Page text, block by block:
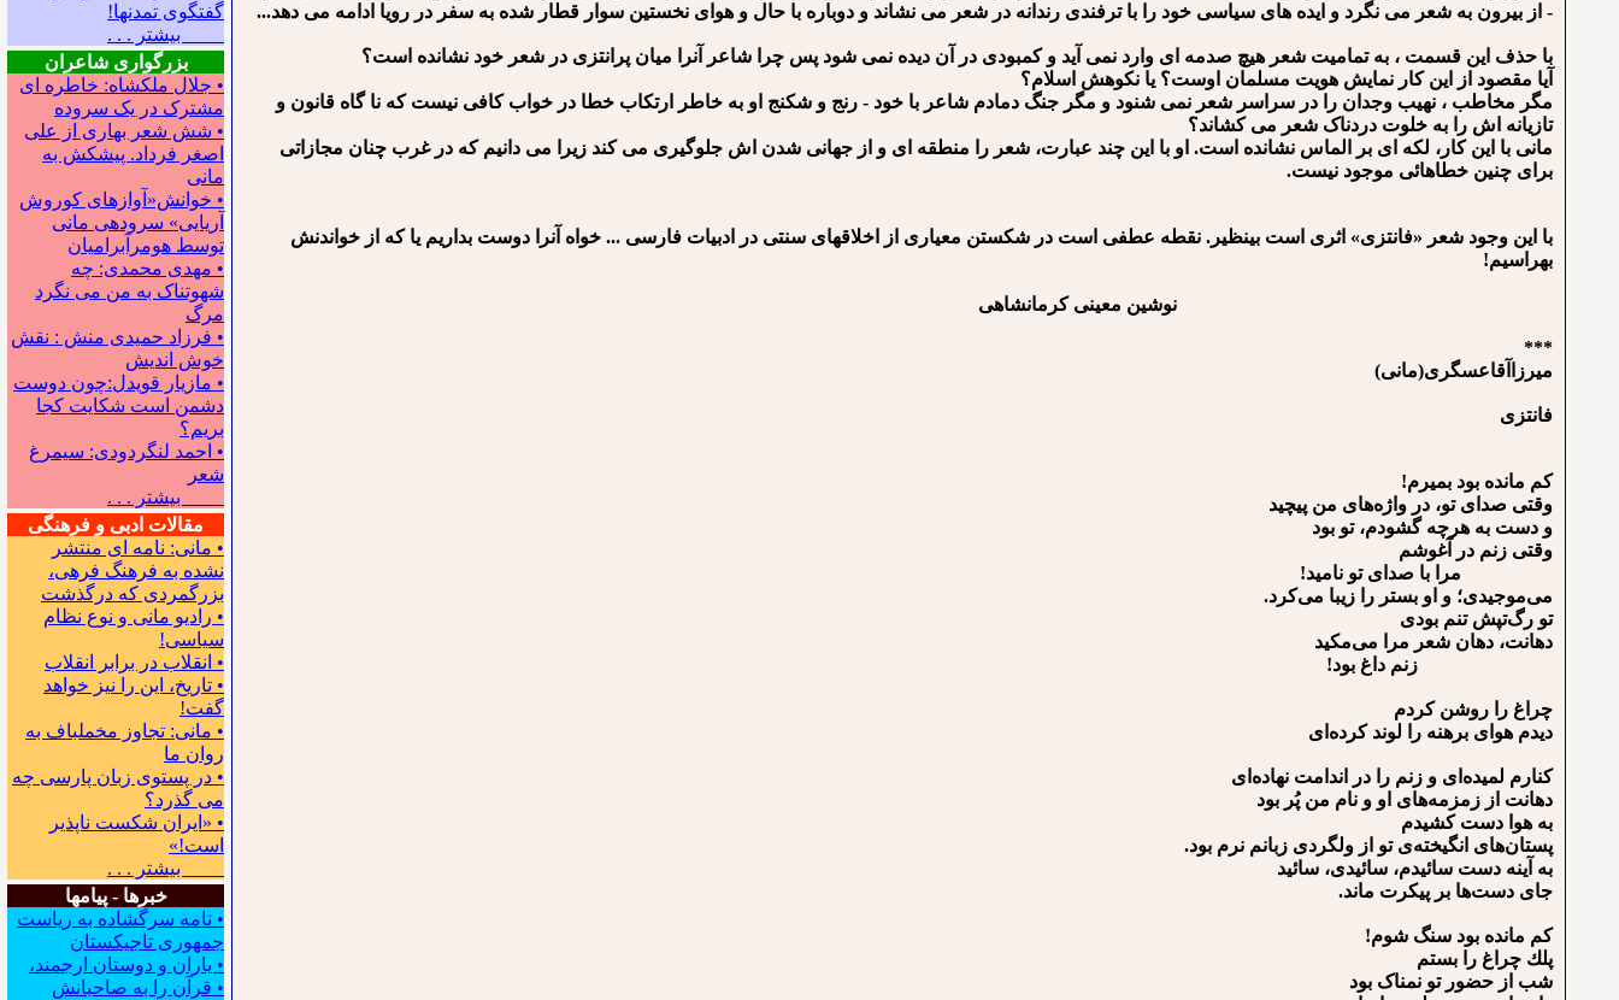
گفتگوی تمدنها!
بیشتر . . .
بزرگواری شاعران
• جلال ملکشاه: خاطره ای
مشترک در یک سروده
• شش شعر بهاری از علی
اصغر فرداد. پیشکش به
مانی
• خوانش«آوازهای کوروش
آریایی» سروده‍ی مانی
توسط هومرآبرامیان
• مهدی محمدی: چه
شهوتناک به من می نگرد
مرگ
• فرزاد حمیدی منش : نقش
خوش اندیش
• مازیار قویدل:چون دوست
دشمن است شکایت کجا
بریم؟
• احمد لنگردودی: سیمرغ
شعر
بیشتر . . .
مقالات ادبی و فرهنگی
• مانی: نامه ای منتشر
نشده به فرهنگ فرهی،
بزرگمردی که درگذشت
• رادیو مانی و نوع نظام
سیاسی!
• انقلاب در برابر انقلاب
• تاریخ، این را نیز خواهد
گفت!
• مانی: تجاوز مخملباف به
روان ما
• در پستوی زبان پارسی چه
می گذرد؟
• «ایران شکست ناپذیر
است!»
بیشتر . . .
خبرها - پیامها
• نامه سرگشاده به ریاست
جمهوری تاجیکستان
• یاران و دوستان ارجمند،
• قرآن را به صاحبانش
- از بیرون به شعر می نگرد و ایده های سیاسی خود را با ترفندی رندانه در شعر می نشاند و دوباره با حال و هوای نخستین سوار قطار شده به سفر در رویا ادامه می دهد...
با حذف این قسمت ، به تمامیت شعر هیچ صدمه ای وارد نمی آید و کمبودی در آن دیده نمی شود پس چرا شاعر آنرا میان پرانتزی در شعر خود نشانده است؟
آیا مقصود از این کار نمایش هویت مسلمان اوست؟ یا نکوهش اسلام؟
مگر مخاطب ، نهیب وجدان را در سراسر شعر نمی شنود و مگر جنگ دمادم شاعر با خود - رنج و شکنج او به خاطر ارتکاب خطا در خواب کافی نیست که نا گاه قانون و
تازیانه اش را به خلوت دردناک شعر می کشاند؟
مانی با این کار، لکه ای بر الماس نشانده است. او با این چند عبارت، شعر را منطقه ای و از جهانی شدن اش جلوگیری می کند زیرا می دانیم که در غرب چنان مجازاتی
برای چنین خطاهائی موجود نیست.
با این وجود شعر «فانتزی» اثری است بی⁪نظیر. نقطه عطفی است در شکستن معیاری از اخلاق⁪های سنتی در ادبیات فارسی ... خواه آنرا دوست بداریم یا که از خواندنش
بهراسیم!
نوشین معینی کرمانشاهی
***
میرزاآقاعسگری(مانی)
ﻓﺎﻧﺘﺰﻯ
ﻛﻢ ﻣﺎﻧﺪﻩ ﺑﻮﺩ ﺑﻤﻴﺮﻡ!
ﻭﻗﺘﻰ ﺻﺪﺍﻯ ﺗﻮ، ﺩﺭ ﻭﺍﮊﻩﻫﺎﻯ ﻣﻦ ﭘﻴﭽﻴﺪ
ﻭ ﺩﺳﺖ ﺑﻪ ﻫﺮﭼﻪ ﮔﺸﻮﺩﻡ، ﺗﻮ ﺑﻮﺩ
ﻭﻗﺘﻰ ﺯ‌نم ﺩﺭ ﺁﻏﻮشم
ﻣﺮﺍ ﺑﺎ ﺻﺪﺍﻯ ﺗﻮ ﻧﺎﻣﻴﺪ!
ﻣﻰﻣﻮﺟﻴﺪﻯ؛ ﻭ ﺍﻭ ﺑﺴﺘﺮ ﺭﺍ ﺯﻳﺒﺎ ﻣﻰﻛﺮﺩ.
ﺗﻮ ﺭﮒﺗﭙﺶ تنم ﺑﻮﺩﻯ
ﺩﻫﺎنت، ﺩﻫﺎﻥ ﺷﻌﺮ ﻣﺮﺍ ﻣﻰﻣﻜﻴﺪ
ﺯ‌نم ﺩﺍﻍ ﺑﻮﺩ!
ﭼﺮﺍﻍ ﺭﺍ ﺭﻭﺷﻦ ﻛﺮﺩﻡ
ﺩﻳﺪﻡ ﻫﻮﺍﻯ ﺑﺮﻫﻨﻪ ﺭﺍ ﻟﻮﻧﺪ ﻛﺮﺩﻩﺍﻯ
ﻛﻨﺎﺭﻡ ﻟﻤﻴﺪﻩﺍﻯ ﻭ ﺯ‌نم ﺭﺍ ﺩﺭ ﺍﻧﺪﺍمت ﻧﻬﺎﺩﻩﺍﻯ
ﺩﻫﺎنت ﺍﺯ ﺯﻣﺰﻣﻪﻫﺎﻯ ﺍﻭ ﻭ ﻧﺎﻡ ﻣﻦ پُر ﺑﻮﺩ
ﺑﻪ ﻫﻮﺍ ﺩﺳﺖ ﻛﺸﻴﺪﻡ
ﭘﺴﺘﺎﻥﻫﺎﻯ ﺍﻧﮕﻴﺨﺘﻪﻯ ﺗﻮ ﺍﺯ ﻭﻟﮕﺮﺩﻯ ﺯﺑﺎ‌نم نرم ﺑﻮﺩ.
ﺑﻪ ﺁﻳﻨﻪ ﺩﺳﺖ ﺳﺎﺋﻴﺪﻡ، ﺳﺎﺋﻴﺪﻯ، ﺳﺎﺋﻴﺪ
ﺟﺎﻯ ﺩﺳﺖﻫﺎ ﺑﺮ پیکرت ﻣﺎﻧﺪ.
ﻛﻢ ﻣﺎﻧﺪﻩ ﺑﻮﺩ ﺳﻨﮓ ﺷﻮﻡ!
ﭘﻠﻚ ﭼﺮﺍﻍ ﺭﺍ ﺑﺴﺘﻢ
ﺷﺐ ﺍﺯ ﺣﻀﻮﺭ ﺗﻮ نمناک ﺑﻮﺩ